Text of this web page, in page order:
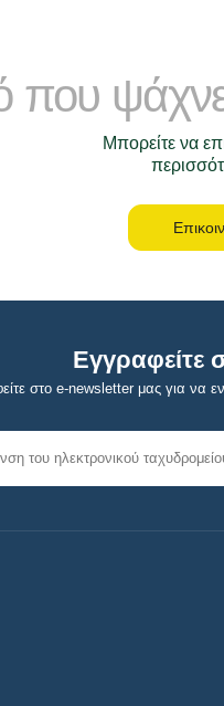
που
Μπορείτε να
Εγγραφείτε
στο e-newsletter μας για να